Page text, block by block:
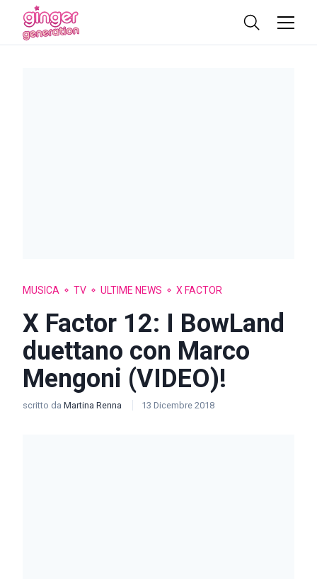
MUSICA TV ULTIME NEWS X FACTOR
X Factor 12: I BowLand
duettano con Marco
Mengoni (VIDEO)!
scritto da Martina Renna 13 Dicembre 2018